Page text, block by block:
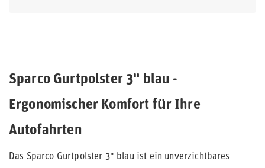
Sparco Gurtpolster 3" blau -
Ergonomischer Komfort für Ihre
Autofahrten
Das Sparco Gurtpolster 3" blau ist ein unverzichtbares